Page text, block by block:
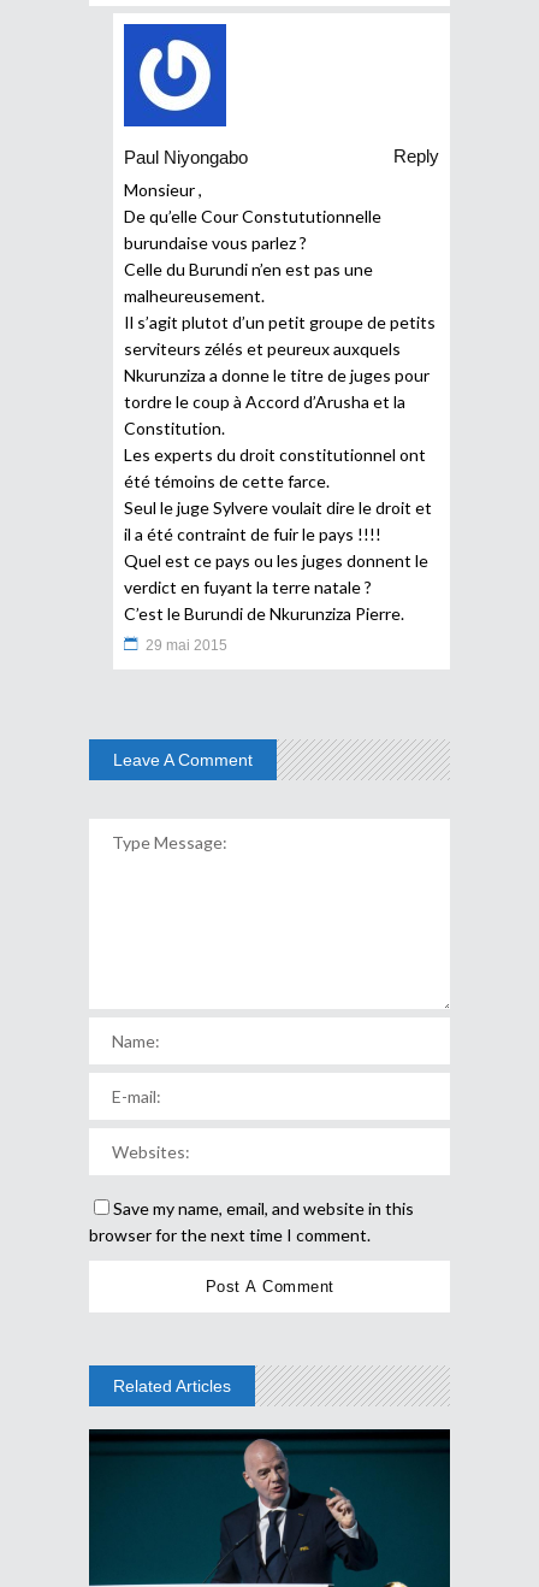
Paul Niyongabo
Reply
Monsieur ,
De qu’elle Cour Constututionnelle
burundaise vous parlez ?
Celle du Burundi n’en est pas une
malheureusement.
Il s’agit plutot d’un petit groupe de petits
serviteurs zélés et peureux auxquels
Nkurunziza a donne le titre de juges pour
tordre le coup à Accord d’Arusha et la
Constitution.
Les experts du droit constitutionnel ont
été témoins de cette farce.
Seul le juge Sylvere voulait dire le droit et
il a été contraint de fuir le pays !!!!
Quel est ce pays ou les juges donnent le
verdict en fuyant la terre natale ?
C’est le Burundi de Nkurunziza Pierre.
29 mai 2015
Leave A Comment
Save my name, email, and website in this
browser for the next time I comment.
Related Articles